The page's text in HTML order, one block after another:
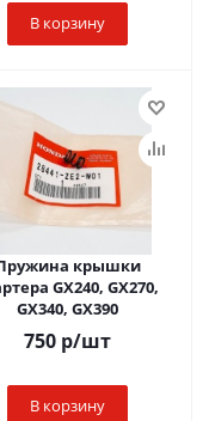
В корзину
крышки
GX240, GX270,
GX340, GX390
750 р/шт
В корзину